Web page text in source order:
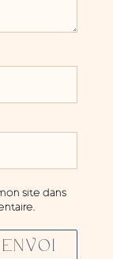
site dans
ENVOI